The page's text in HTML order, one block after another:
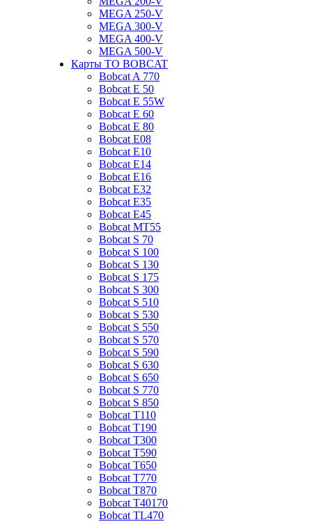
MEGA 250-V
MEGA 300-V
MEGA 400-V
MEGA 500-V
Карты ТО BOBCAT
Bobcat A 770
Bobcat E 50
Bobcat E 55W
Bobcat E 60
Bobcat E 80
Bobcat E08
Bobcat E10
Bobcat E14
Bobcat E16
Bobcat E32
Bobcat E35
Bobcat E45
Bobcat MT55
Bobcat S 70
Bobcat S 100
Bobcat S 130
Bobcat S 175
Bobcat S 300
Bobcat S 510
Bobcat S 530
Bobcat S 550
Bobcat S 570
Bobcat S 590
Bobcat S 630
Bobcat S 650
Bobcat S 770
Bobcat S 850
Bobcat T110
Bobcat T190
Bobcat T300
Bobcat T590
Bobcat T650
Bobcat T770
Bobcat T870
Bobcat T40170
Bobcat TL470